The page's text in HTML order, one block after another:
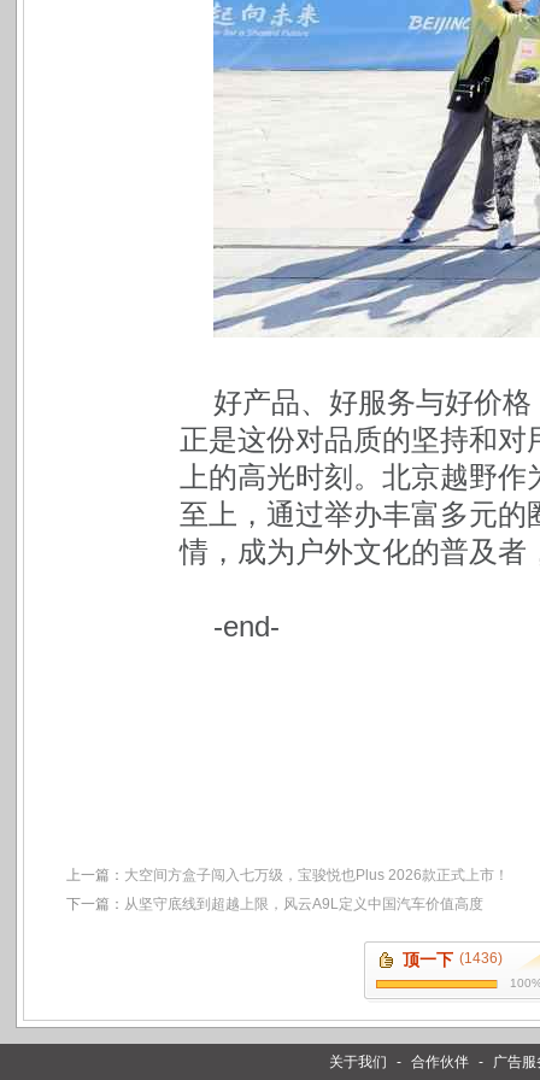
好产品、好服务与好价
正是这份对品质的坚持和
上的高光时刻。北京越野
至上，通过举办丰富多元
情，成为户外文化的普及
-end-
上一篇： 大空间方盒子闯入七万级，宝骏悦也Plus 2026款正式上市！
下一篇： 从坚守底线到超越上限，风云A9L定义中国汽车价值高度
顶一下 (1436)
关于我们 - 合作伙伴 - 广告服